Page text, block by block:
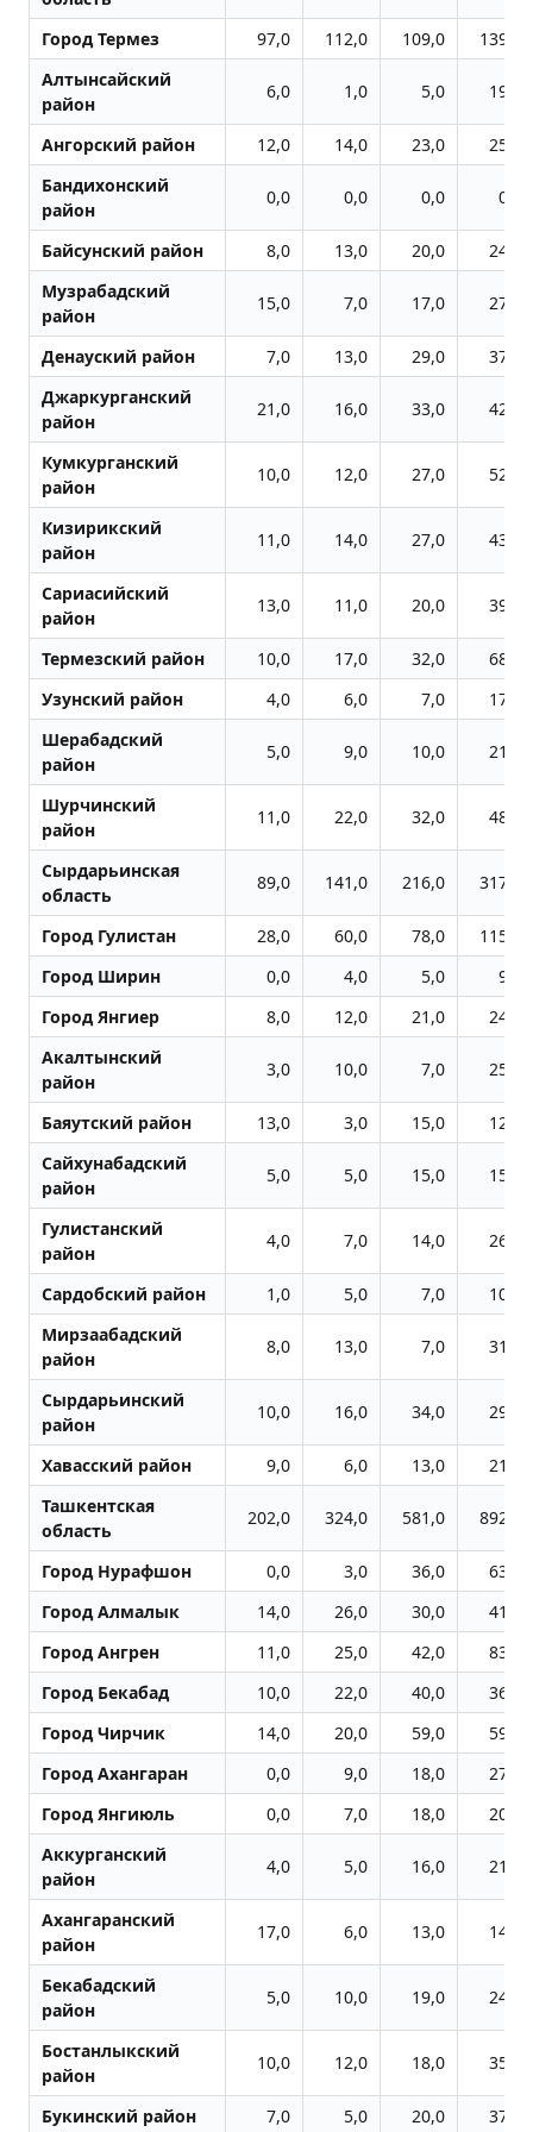
Город Термез
97,0 112,0 109,0
139,0
Алтынсайский
район
6,0 1,0 5,0 19,0
Ангорский район 12,0 14,0 23,0
25,0
Бандихонский
район
0,0 0,0 0,0 0,0
Байсунский район 8,0 13,0 20,0
24,0
Музрабадский
район
15,0 7,0 17,0 27,0
Денауский район 7,0 13,0 29,0
37,0
Джаркурганский
район
21,0 16,0 33,0 42,0
Кумкурганский
район
10,0 12,0 27,0 52,0
Кизирикский
район
11,0 14,0 27,0 43,0
Сариасийский
район
13,0 11,0 20,0 39,0
Термезский район 10,0 17,0 32,0
68,0
Узунский район
4,0 6,0 7,0
17,0
Шерабадский
район
5,0 9,0 10,0 21,0
Шурчинский
район
11,0 22,0 32,0 48,0
Сырдарьинская
область
89,0 141,0 216,0 317,0
Город Гулистан 28,0 60,0 78,0
115,0
Город Ширин
0,0 4,0 5,0
9,0
Город Янгиер
8,0 12,0 21,0
24,0
Акалтынский
район
3,0 10,0 7,0 25,0
Баяутский район 13,0 3,0 15,0
12,0
Сайхунабадский
район
5,0 5,0 15,0 15,0
Гулистанский
район
4,0 7,0 14,0 26,0
Сардобский район 1,0 5,0 7,0
10,0
Мирзаабадский
район
8,0 13,0 7,0 31,0
Сырдарьинский
район
10,0 16,0 34,0 29,0
Хавасский район 9,0 6,0 13,0
21,0
Ташкентская
область
202,0 324,0 581,0 892,0
Город Нурафшон 0,0 3,0 36,0
63,0
Город Алмалык
14,0 26,0 30,0
41,0
Город Ангрен
11,0 25,0 42,0
83,0
Город Бекабад
10,0 22,0 40,0
36,0
Город Чиpчик
14,0 20,0 59,0
59,0
Город Ахангаран
0,0 9,0 18,0
27,0
Город Янгиюль
0,0 7,0 18,0
20,0
Аккурганский
район
4,0 5,0 16,0 21,0
Ахангаранский
район
17,0 6,0 13,0 14,0
Бекабадский
район
5,0 10,0 19,0 24,0
Бостанлыкский
район
10,0 12,0 18,0 35,0
Букинский район 7,0 5,0 20,0 37,0